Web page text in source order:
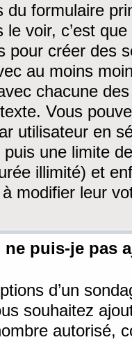
du formulaire
le voir, c’est
pour créer des
au moins
chacune
Vous
utilisateur en
puis une limite
illimité) et
modifier leur
puis-je pas
d’un
souhaitez
autorisé,